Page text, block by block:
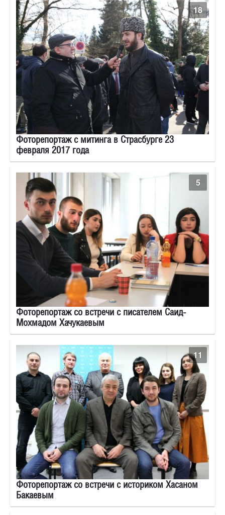
Фоторепортаж с митинга в Страсбурге 23
февраля 2017 года
18
Фоторепортаж со встречи с писателем Саид-
Мохмадом Хачукаевым
5
Фоторепортаж со встречи с историком Хасаном
Бакаевым
11